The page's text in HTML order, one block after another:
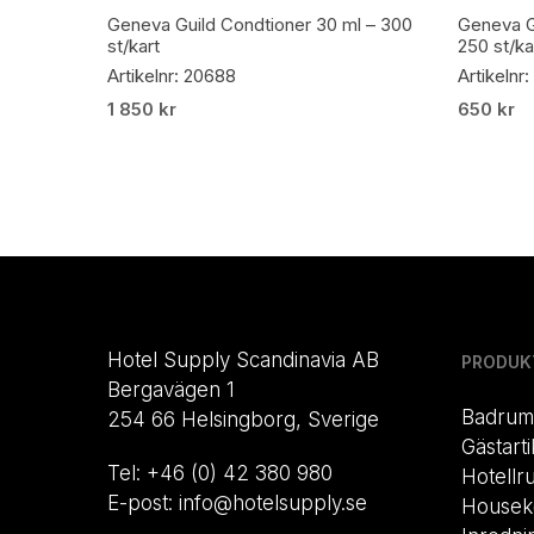
Lägg Till I Varukorg
Geneva Guild Condtioner 30 ml – 300
st/kart
Artikelnr: 20688
1 850 kr
Geneva
250 st/
650 kr
Hotel Supply Scandinavia AB
Bergavägen 1
254 66 Helsingborg, Sverige
Tel: +46 (0) 42 380 980
E-post: info@hotelsupply.se
Badrum